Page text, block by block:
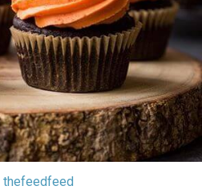
thefeedfeed